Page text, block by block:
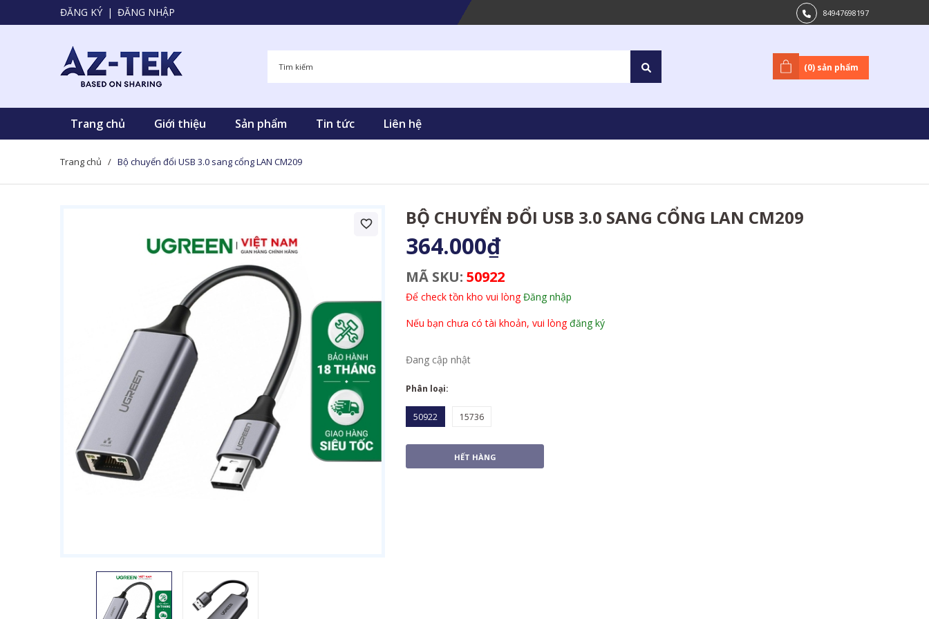
ĐĂNG KÝ | ĐĂNG NHẬP 84947698197
(0) sản phẩm
Trang chủ Giới thiệu Sản phẩm Tin tức Liên hệ
Trang chủ / Bộ chuyển đổi USB 3.0 sang cổng LAN CM209
BỘ CHUYỂN ĐỔI USB 3.0 SANG CỔNG LAN CM209
364.000₫
MÃ SKU: 50922
Để check tồn kho vui lòngĐăng nhập
Nếu bạn chưa có tài khoản, vui lòngđăng ký
Đang cập nhật
Phân loại:
50922 15736
HẾT HÀNG